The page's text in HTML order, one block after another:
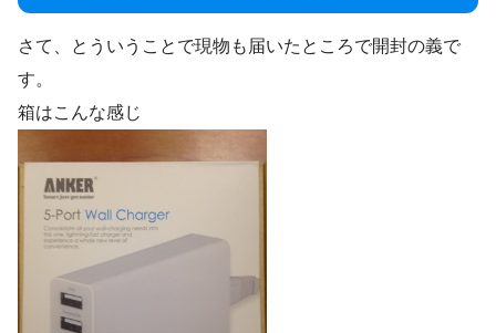
さて、とういうことで現物も届いたところで開封の義で
す。
箱はこんな感じ